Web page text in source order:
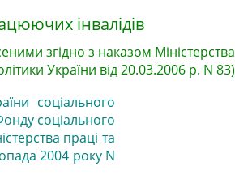
інвалідів
згідно з наказом Міністерства
України від 20.03.2006 р. N 83)
соціального
соціального
праці та
2004 року N